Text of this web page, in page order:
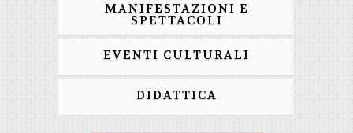
MANIFESTAZIONI E
SPETTACOLI
EVENTI CULTURALI
DIDATTICA